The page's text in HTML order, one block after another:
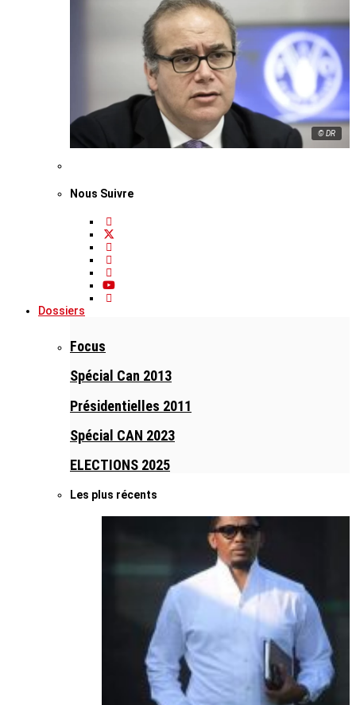
© DR
Nous Suivre
Dossiers
Focus
Spécial Can 2013
Présidentielles 2011
Spécial CAN 2023
ELECTIONS 2025
Les plus récents